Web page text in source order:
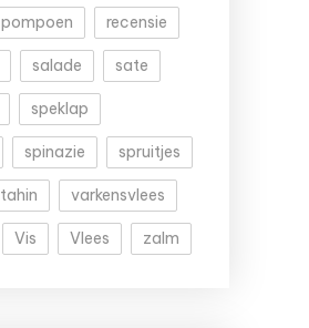
pompoen recensie
salade sate
speklap
spinazie spruitjes
tahin varkensvlees
Vis Vlees zalm